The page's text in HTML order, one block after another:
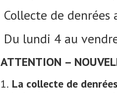
Collecte de
Du lundi 4 au
ATTENTION –
1. La collecte de